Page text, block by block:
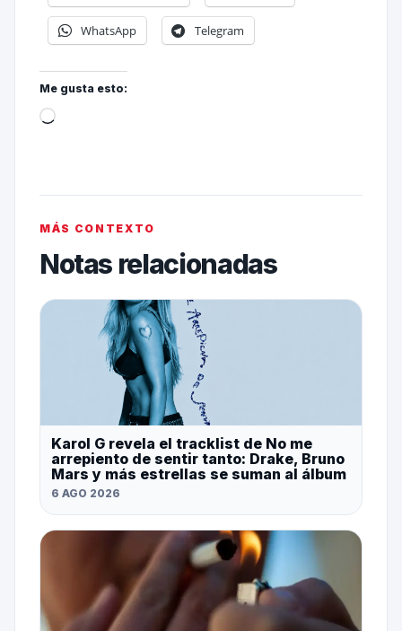
WhatsApp Telegram
Me gusta esto:
MÁS CONTEXTO
Notas relacionadas
Karol G revela el tracklist de No me
arrepiento de sentir tanto: Drake, Bruno
Mars y más estrellas se suman al álbum
6 AGO 2026